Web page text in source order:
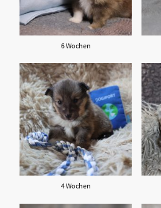
6 Wochen
4 Wochen